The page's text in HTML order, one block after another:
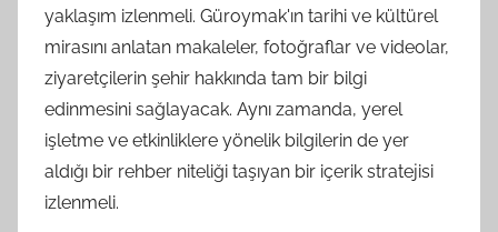
yaklaşım izlenmeli. Güroymak'ın tarihi ve kültürel
mirasını anlatan makaleler, fotoğraflar ve videolar,
ziyaretçilerin şehir hakkında tam bir bilgi
edinmesini sağlayacak. Aynı zamanda, yerel
işletme ve etkinliklere yönelik bilgilerin de yer
aldığı bir rehber niteliği taşıyan bir içerik stratejisi
izlenmeli.